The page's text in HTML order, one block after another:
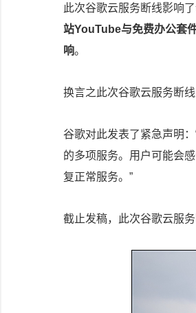
此次谷歌云服务断线影响
站YouTube与免费办公套
响。
换言之此次谷歌云服务断
谷歌对此发表了紧急声明
的多项服务。用户可能会
复正常服务。”
截止发稿，此次谷歌云服务